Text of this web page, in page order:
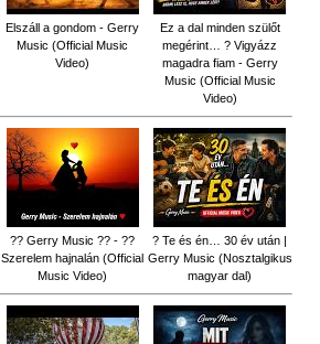
Elszáll a gondom - Gerry
Music (Official Music
Video)
Ez a dal minden szülőt
megérint… ? Vigyázz
magadra fiam - Gerry
Music (Official Music
Video)
?? Gerry Music ?? - ??
Szerelem hajnalán (Official
Music Video)
? Te és én… 30 év után |
Gerry Music (Nosztalgikus
magyar dal)